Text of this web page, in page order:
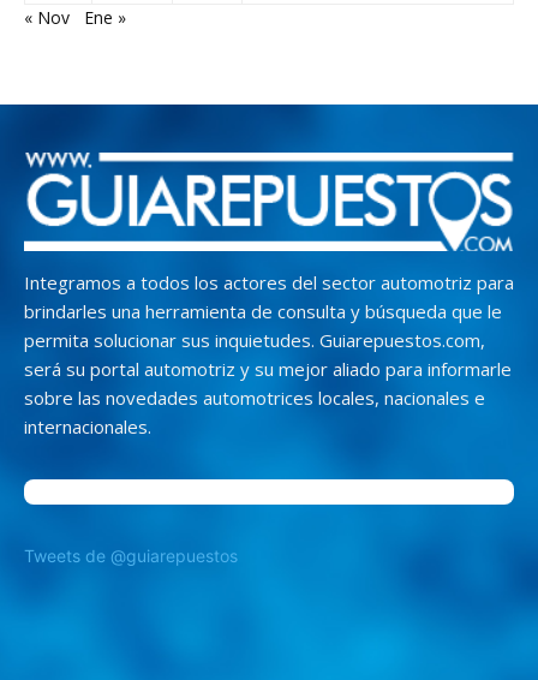
« Nov
Ene »
Integramos a todos los actores del sector automotriz para
brindarles una herramienta de consulta y búsqueda que le
permita solucionar sus inquietudes. Guiarepuestos.com,
será su portal automotriz y su mejor aliado para informarle
sobre las novedades automotrices locales, nacionales e
internacionales.
Tweets de @guiarepuestos